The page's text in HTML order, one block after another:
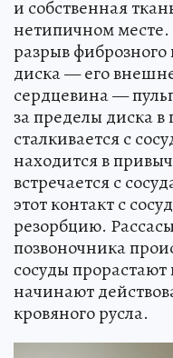
и собственная
нетипичном
разрыв
диска — его
сердцевина —
за пределы диска
сталкивается с
находится в
встречается с
этот контакт с
резорбцию.
позвоночника
сосуды
начинают
кровяного русла.